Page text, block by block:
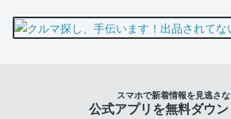
スマホで新着情報を見逃さ
公式アプリを無料ダウ